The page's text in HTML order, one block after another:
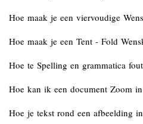
Hoe maak je een viervoudige
Hoe maak je een Tent - Fold
Hoe te Spelling en grammatica
Hoe kan ik een document Zoom
Hoe je tekst rond een afbeelding